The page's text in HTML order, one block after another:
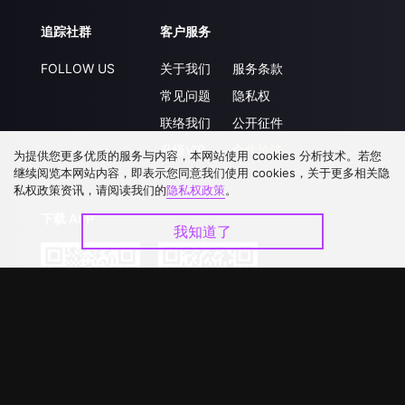
追踪社群
FOLLOW US
客户服务
关于我们
常见问题
联络我们
升级VIP
服务条款
隐私权
公开征件
合作洽談
下载 APP
为提供您更多优质的服务与内容，本网站使用 cookies 分析技术。若您
继续阅览本网站内容，即表示您同意我们使用 cookies，关于更多相关隐
私权政策资讯，请阅读我们的隐私权政策。
我知道了